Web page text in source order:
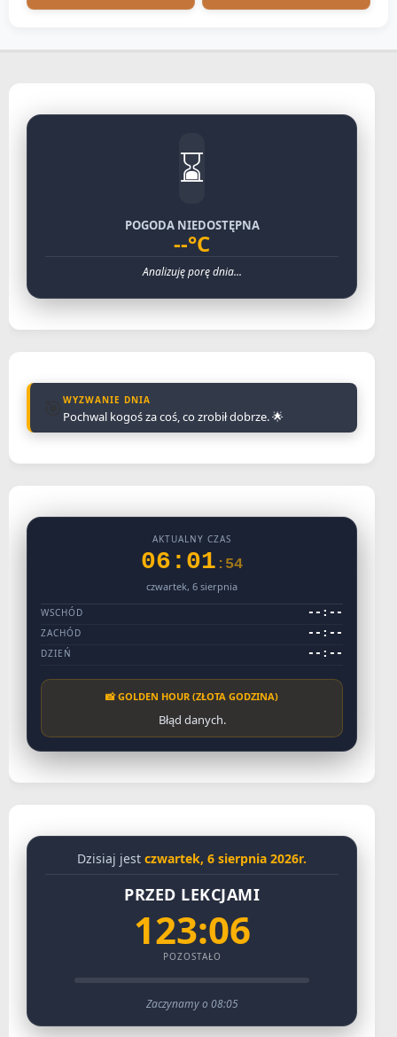
⌛
POGODA NIEDOSTĘPNA
--°C
Analizuję porę dnia...
WYZWANIE DNIA
Pochwal kogoś za coś, co zrobił dobrze. 🌟
AKTUALNY CZAS
06:01 :54
czwartek, 6 sierpnia
WSCHÓD --:--
ZACHÓD --:--
DZIEŃ --:--
📸 GOLDEN HOUR (ZŁOTA GODZINA)
Błąd danych.
Dzisiaj jest czwartek, 6 sierpnia 2026r.
PRZED LEKCJAMI
123:06
POZOSTAŁO
Zaczynamy o 08:05